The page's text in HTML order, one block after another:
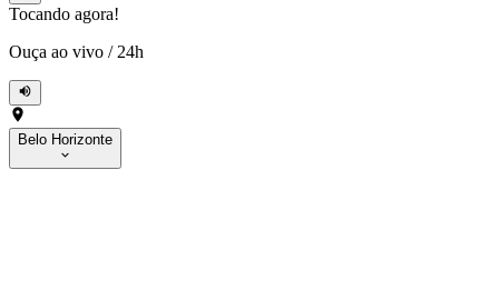
Tocando agora!
Ouça ao vivo / 24h
Belo Horizonte